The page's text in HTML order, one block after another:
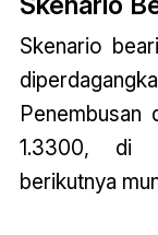
Skenario
Penembusan
1.3300, di
berikutnya